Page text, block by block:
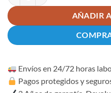
AÑADIR
Envíos en 24/72 horas
Pagos protegidos y